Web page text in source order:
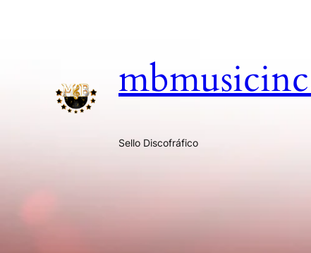
Sello Discofráfico